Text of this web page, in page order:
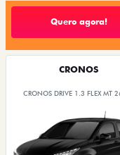
Quero agora!
CRONOS
CRONOS DRIVE 1.3 FLEX MT